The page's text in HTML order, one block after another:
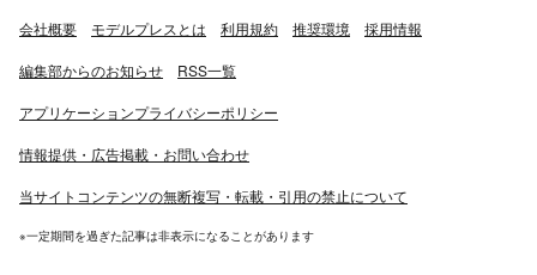
会社概要 モデルプレスとは 利用規約 推奨環境 採用情報
編集部からのお知らせ RSS一覧
アプリケーションプライバシーポリシー
情報提供・広告掲載・お問い合わせ
当サイトコンテンツの無断複写・転載・引用の禁止について
※一定期間を過ぎた記事は非表示になることがあります